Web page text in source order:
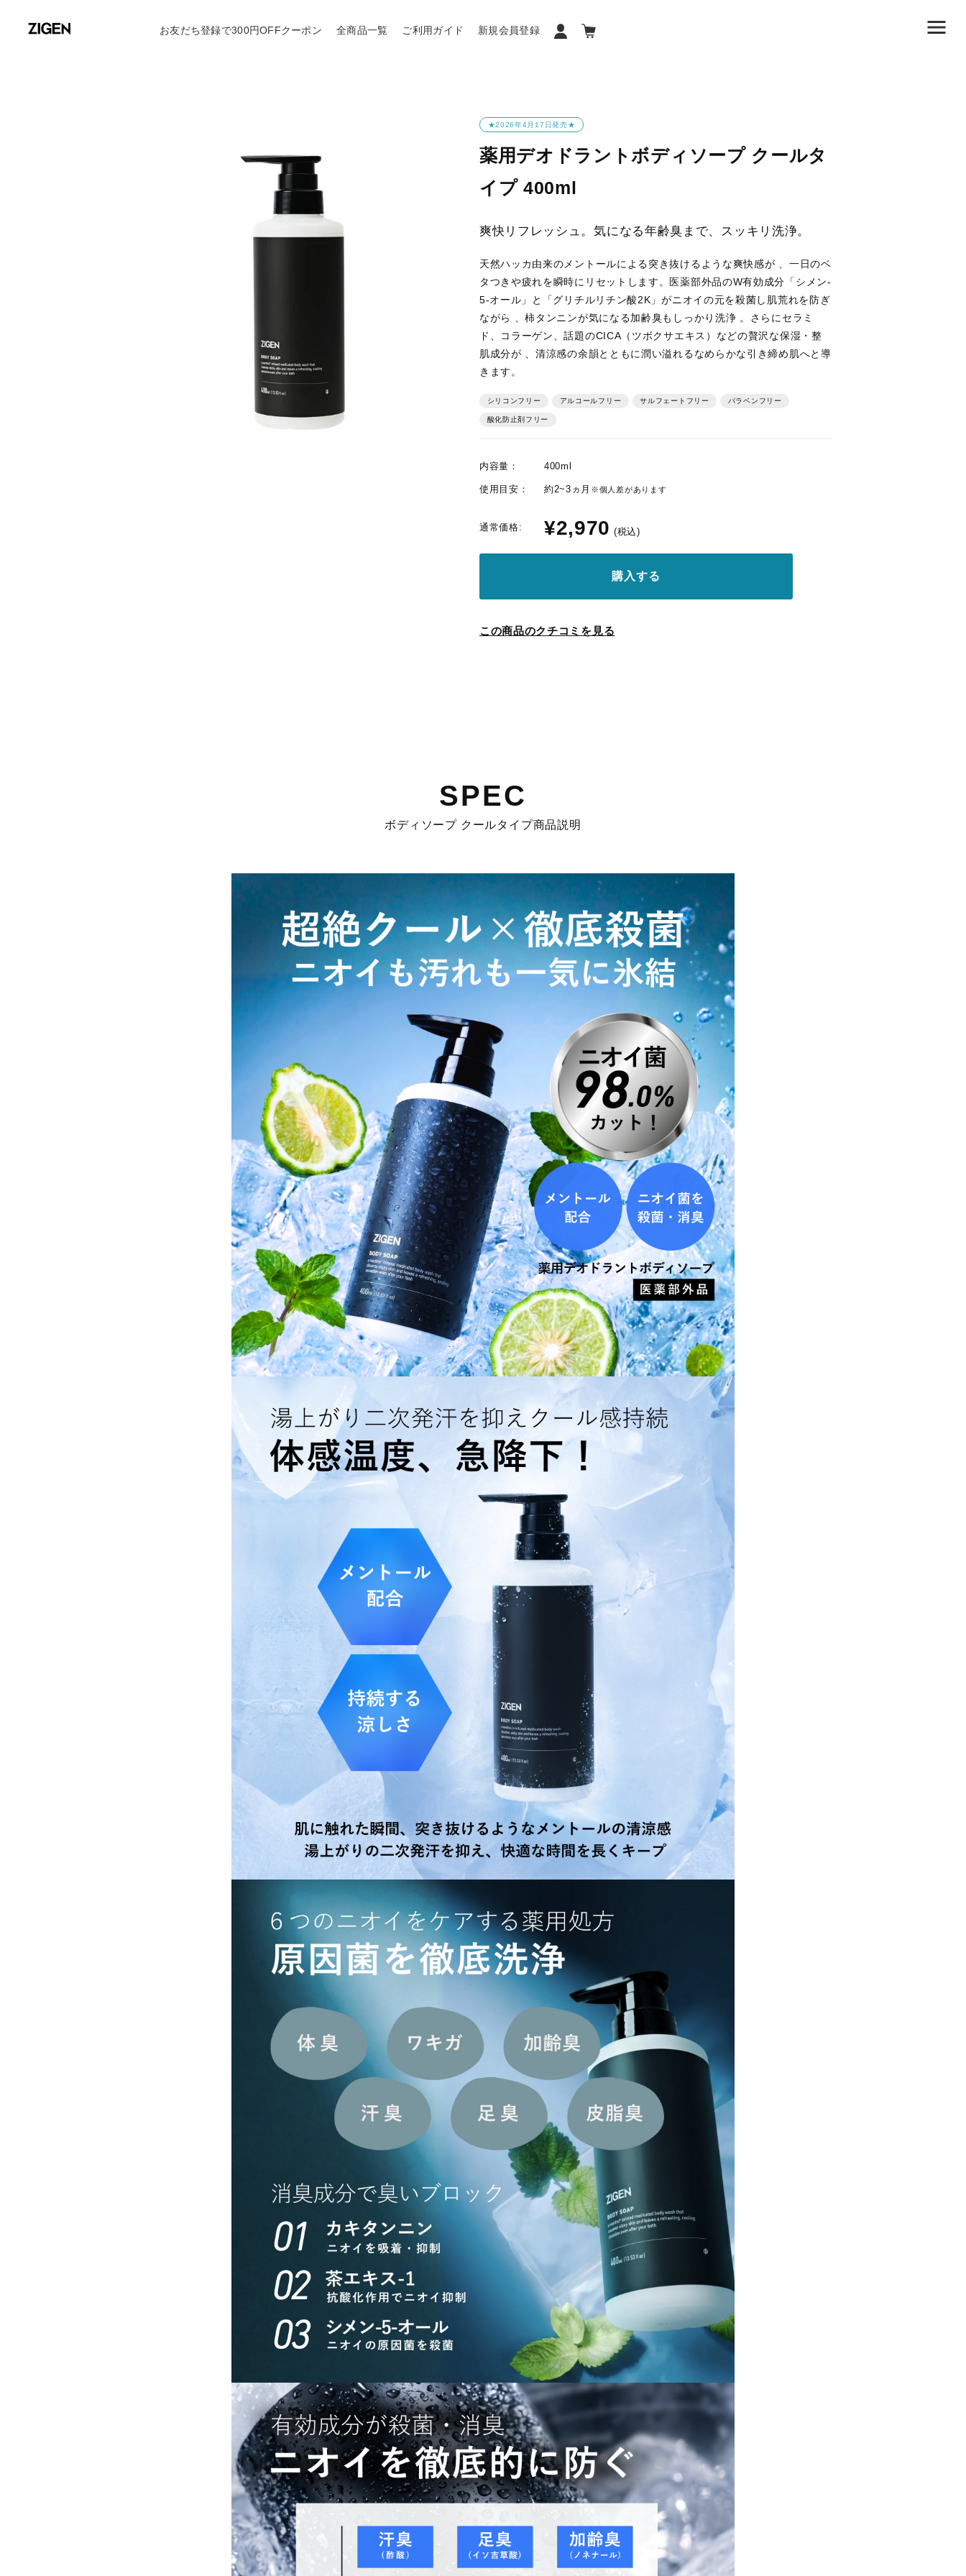
お友だち登録で300円OFFクーポン 全商品一覧 ご利用ガイド 新規会員登録
★2026年4月17日発売★
薬用デオドラントボディソープ クールタ
イプ 400ml
爽快リフレッシュ。気になる年齢臭まで、スッキリ洗浄。
天然ハッカ由来のメントールによる突き抜けるような爽快感が 、一日のベ
タつきや疲れを瞬時にリセットします。医薬部外品のW有効成分「シメン-
5-オール」と「グリチルリチン酸2K」がニオイの元を殺菌し肌荒れを防ぎ
ながら 、柿タンニンが気になる加齢臭もしっかり洗浄 。さらにセラミ
ド、コラーゲン、話題のCICA（ツボクサエキス）などの贅沢な保湿・整
肌成分が 、清涼感の余韻とともに潤い溢れるなめらかな引き締め肌へと導
きます。
シリコンフリー アルコールフリー サルフェートフリー パラベンフリー
酸化防止剤フリー
内容量： 400ml
使用目安： 約2~3ヵ月 ※個人差があります
通常価格: ¥2,970 (税込)
購入する
この商品のクチコミを見る
SPEC
ボディソープ クールタイプ商品説明